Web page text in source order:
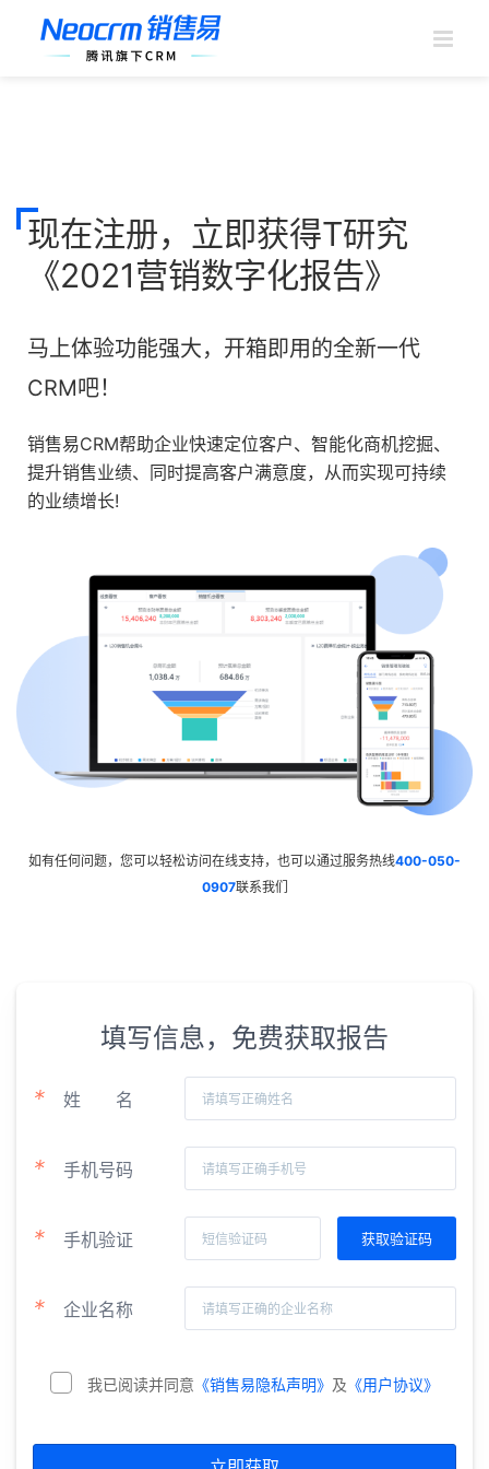
现在注册，立即获得T研究
《2021营销数字化报告》
马上体验功能强大，开箱即用的全新一代
CRM吧！
销售易CRM帮助企业快速定位客户、智能化商机挖掘、
提升销售业绩、同时提高客户满意度，从而实现可持续
的业绩增长!
如有任何问题，您可以轻松访问在线支持，也可以通过服务热线400-050-
0907联系我们
填写信息，免费获取报告
* 姓 名
* 手机号码
* 手机验证
* 企业名称
我已阅读并同意 《销售易隐私声明》 及 《用户协议》